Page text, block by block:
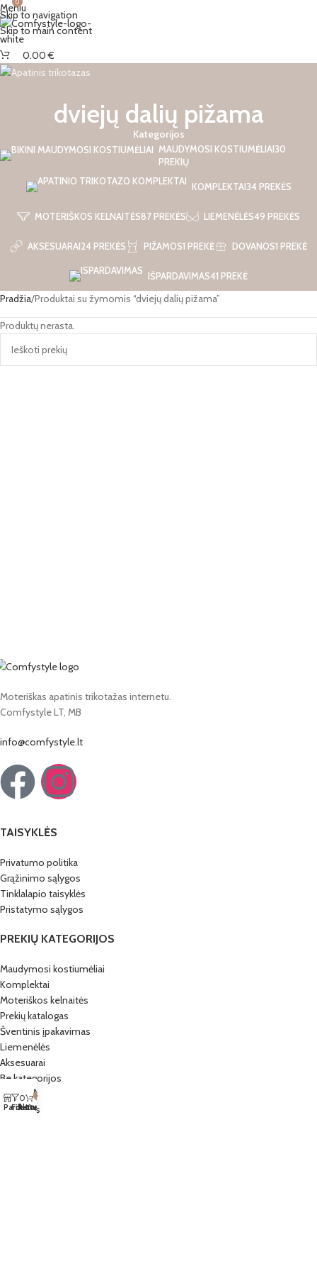
Skip to navigation
Skip to main content
Meniu
0
0.00€
dviejų dalių pižama
Kategorijos
MAUDYMOSI KOSTIUMĖLIAI30
PREKIŲ
KOMPLEKTAI34 PREKĖS
MOTERIŠKOS KELNAITĖS87 PREKĖS LIEMENĖLĖS49 PREKĖS
AKSESUARAI24 PREKĖS PIŽAMOS1 PREKĖ DOVANOS1 PREKĖ
IŠPARDAVIMAS41 PREKĖ
Pradžia Produktai su žymomis “dviejų dalių pižama”
Produktų nerasta.
Moteriškas apatinis trikotažas internetu.
Comfystyle LT, MB
info@comfystyle.lt
TAISYKLĖS
Privatumo politika
Grąžinimo sąlygos
Tinklalapio taisyklės
Pristatymo sąlygos
PREKIŲ KATEGORIJOS
Maudymosi kostiumėliai
Komplektai
Moteriškos kelnaitės
Prekių katalogas
Šventinis įpakavimas
Liemenėlės
Aksesuarai
Be kategorijos
Pižamos
Dovanos
Parduotuvė
Filters
0
Norų sąrašas
0
Krepšelis
Mano paskyra